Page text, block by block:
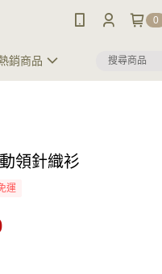
0
銷商品
領針織衫
運